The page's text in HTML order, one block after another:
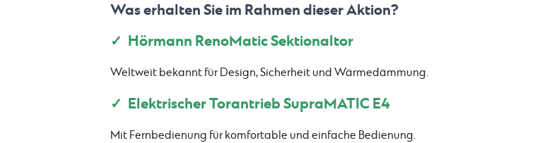
Was erhalten Sie im Rahmen dieser Aktion?
✓ Hörmann RenoMatic Sektionaltor
Weltweit bekannt für Design, Sicherheit und Wärmedämmung.
✓ Elektrischer Torantrieb SupraMATIC E4
Mit Fernbedienung für komfortable und einfache Bedienung.